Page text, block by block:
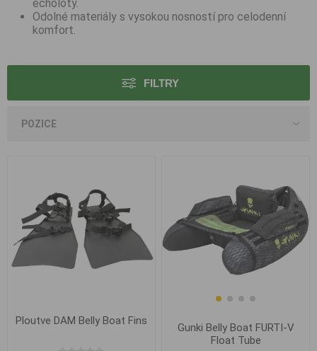
echoloty.
Odolné materiály s vysokou nosností pro celodenní
komfort.
FILTRY
Ploutve DAM Belly Boat Fins
Gunki Belly Boat FURTI-V
Float Tube